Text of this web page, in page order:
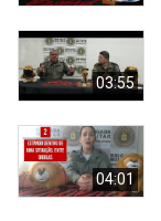
03:55
04:01